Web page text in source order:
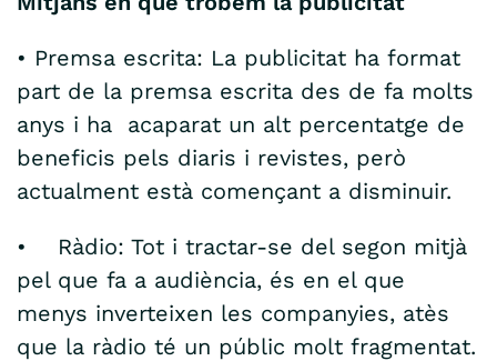
• Premsa escrita: La publicitat ha format
part de la premsa escrita des de fa molts
anys i ha acaparat un alt percentatge de
beneficis pels diaris i revistes, però
actualment està començant a disminuir.
• Ràdio: Tot i tractar-se del segon mitjà
pel que fa a audiència, és en el que
menys inverteixen les companyies, atès
que la ràdio té un públic molt fragmentat.